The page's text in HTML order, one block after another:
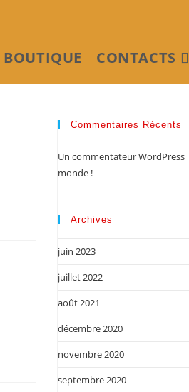
BOUTIQUE CONTACTS
Commentaires Récents
Un commentateur WordPress
monde !
Archives
juin 2023
juillet 2022
août 2021
décembre 2020
novembre 2020
septembre 2020